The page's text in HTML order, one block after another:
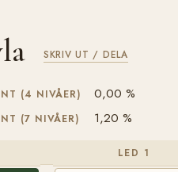
SKRIV UT / DELA
(4 NIVÅER) 0,00 %
(7 NIVÅER) 1,20 %
LED 1